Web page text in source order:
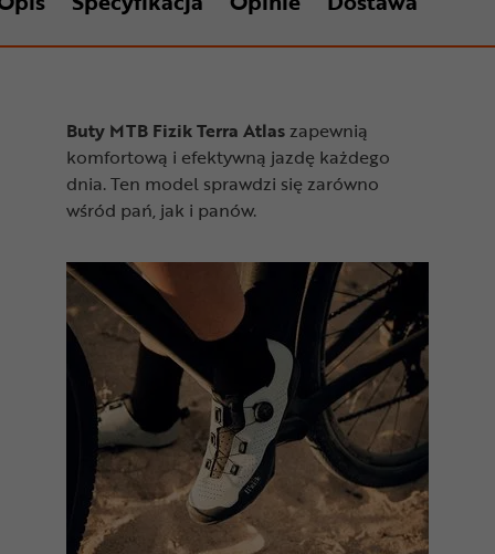
Buty MTB Fizik Terra Atlas zapewnią
komfortową i efektywną jazdę każdego
dnia. Ten model sprawdzi się zarówno
wśród pań, jak i panów.